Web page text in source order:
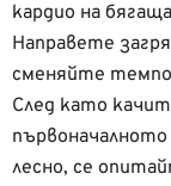
кардио на
Направете
сменяйте
След като
лесно, се